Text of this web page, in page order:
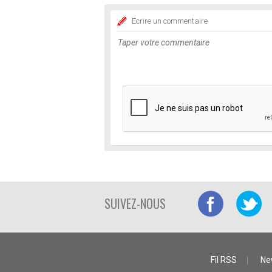
Ecrire un commentaire
SUIVEZ-NOUS
Fil RSS